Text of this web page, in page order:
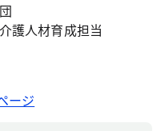
人材育成担当
ージ